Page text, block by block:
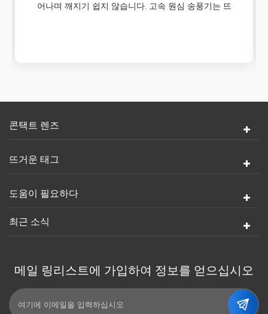
어나며 깨지기 쉽지 않습니다. 고속 원심 송풍기는 뜨
콘택트 렌즈
뜨거운 태그
도움이 필요하다
최근 소식
메일 링리스트에 가입하여 정보를 얻으십시오